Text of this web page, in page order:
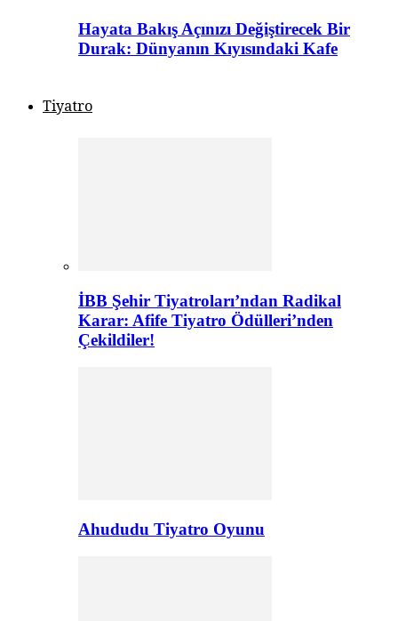
Hayata Bakış Açınızı Değiştirecek Bir
Durak: Dünyanın Kıyısındaki Kafe
Tiyatro
İBB Şehir Tiyatroları’ndan Radikal
Karar: Afife Tiyatro Ödülleri’nden
Çekildiler!
Ahududu Tiyatro Oyunu